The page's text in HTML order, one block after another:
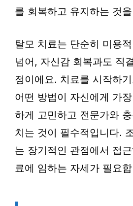
를 회복하고 유지하는 것
탈모 치료는 단순히 미용
넘어, 자신감 회복과도 직
정이에요. 치료를 시작하
어떤 방법이 자신에게 가
하게 고민하고 전문가와
치는 것이 필수적입니다.
는 장기적인 관점에서 접
료에 임하는 자세가 필요